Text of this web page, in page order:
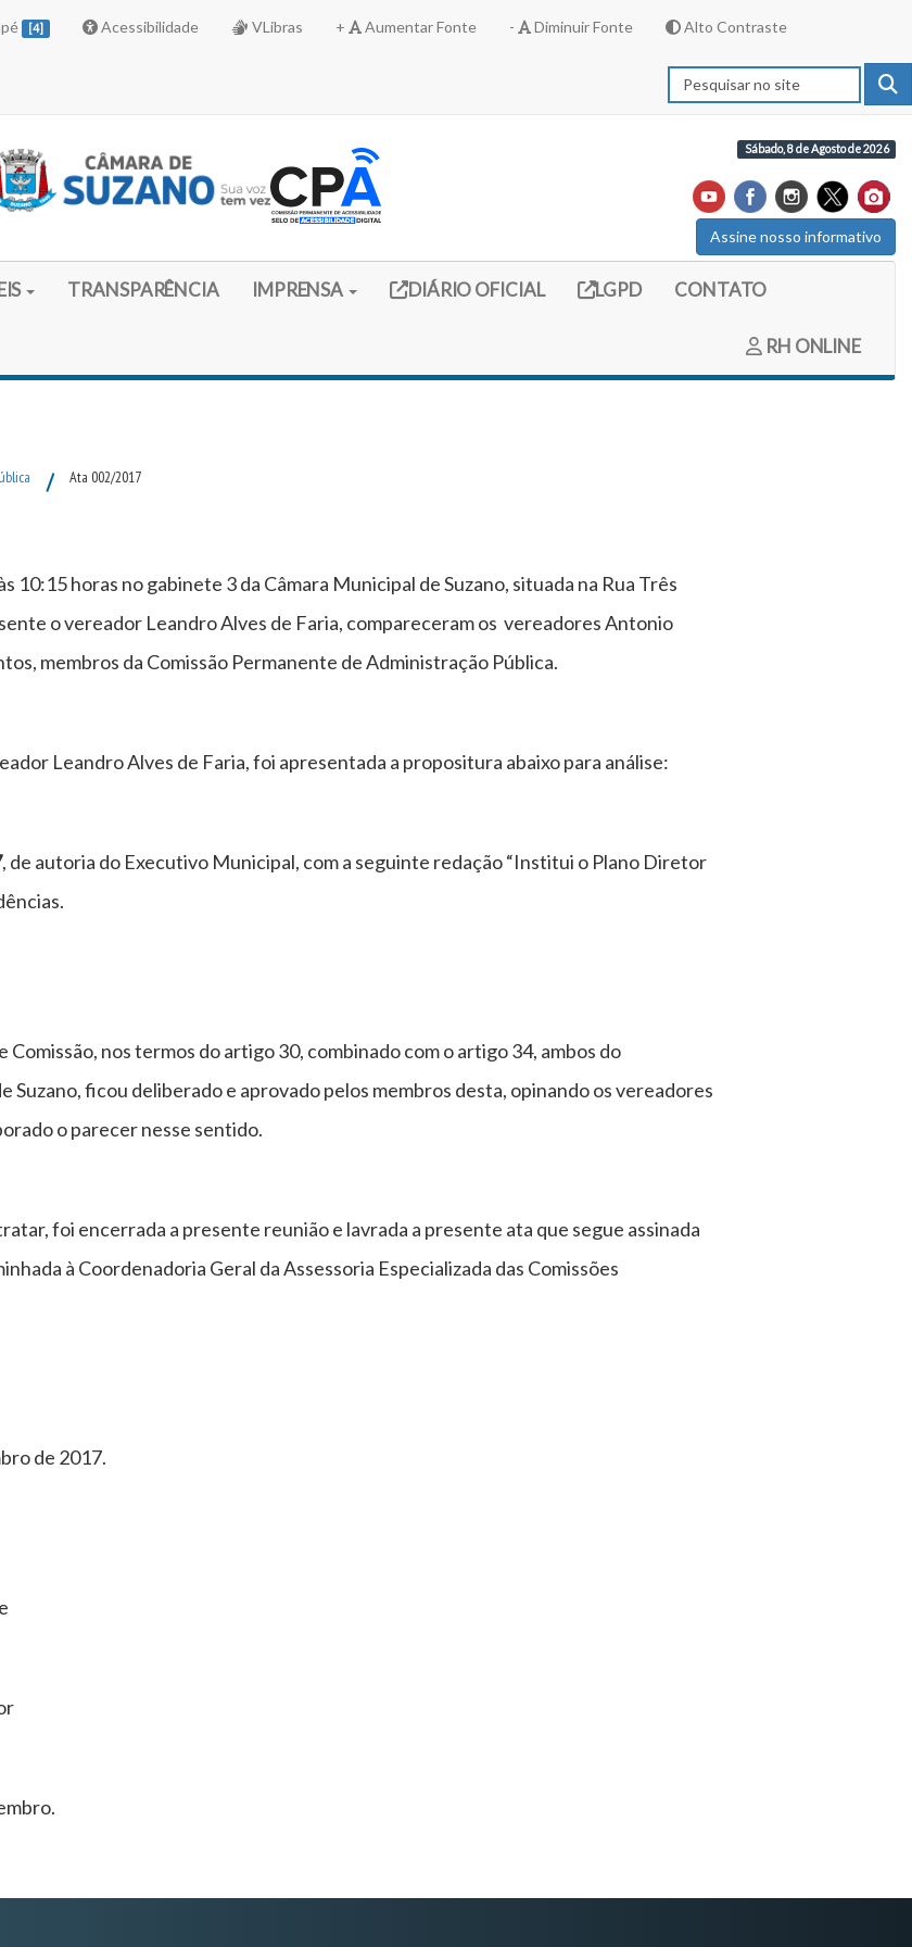
[4] Acessibilidade VLibras + Aumentar Fonte - Diminuir Fonte Alto Contraste
Sábado, 8 de Agosto de 2026
Assine nosso informativo
TRANSPARÊNCIA IMPRENSA Link externo (site do diario oficial do legislativo)
DIÁRIO OFICIAL Link externo (site com informações LGPD)
LGPD CONTATO
RH ONLINE
/ Ata 002/2017
10:15 horas no gabinete 3 da Câmara Municipal de Suzano, situada na Rua Três
o vereador Leandro Alves de Faria, compareceram os vereadores Antonio
membros da Comissão Permanente de Administração Pública.
Leandro Alves de Faria, foi apresentada a propositura abaixo para análise:
, de autoria do Executivo Municipal, com a seguinte redação “Institui o Plano Diretor
nos termos do artigo 30, combinado com o artigo 34, ambos do
Suzano, ficou deliberado e aprovado pelos membros desta, opinando os vereadores
o parecer nesse sentido.
foi encerrada a presente reunião e lavrada a presente ata que segue assinada
à Coordenadoria Geral da Assessoria Especializada das Comissões
de 2017.